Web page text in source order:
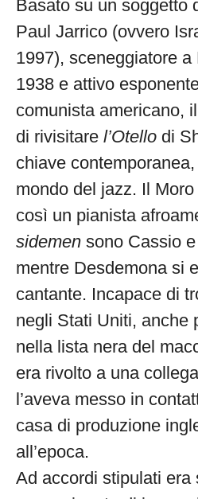
Basato su un soggetto
Paul Jarrico (ovvero
1997), sceneggiatore
1938 e attivo
comunista americano,
di rivisitare l’Otello di
chiave
mondo del jazz. Il
così un pianista
sidemen sono Cassio
mentre Desdemona si
cantante. Incapace di
negli Stati Uniti, anche
nella lista nera del
era rivolto a una
l’aveva messo in
casa di produzione
all’epoca.
Ad accordi stipulati era